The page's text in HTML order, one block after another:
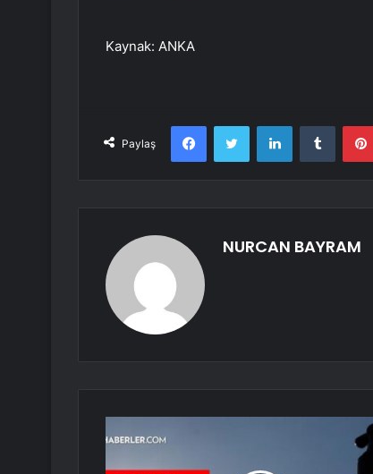
Kaynak: ANKA
Paylaş
FacebookTwitter LinkedInTumblr
NURCAN BAYRAM